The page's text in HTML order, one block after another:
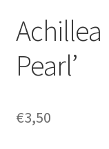
A tot Z
Startpagina
Achillea
Pearl’
€3,50